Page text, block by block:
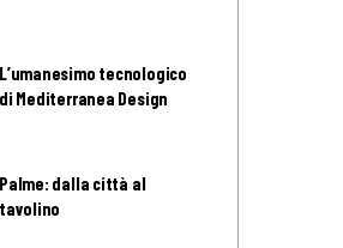
L’umanesimo tecnologico
di Mediterranea Design
Palme: dalla città al
tavolino